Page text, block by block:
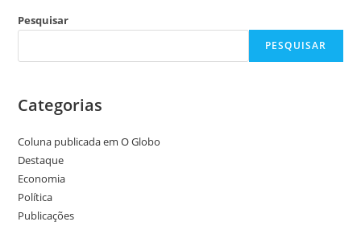
Pesquisar
PESQUISAR
Categorias
Coluna publicada em O Globo
Destaque
Economia
Política
Publicações